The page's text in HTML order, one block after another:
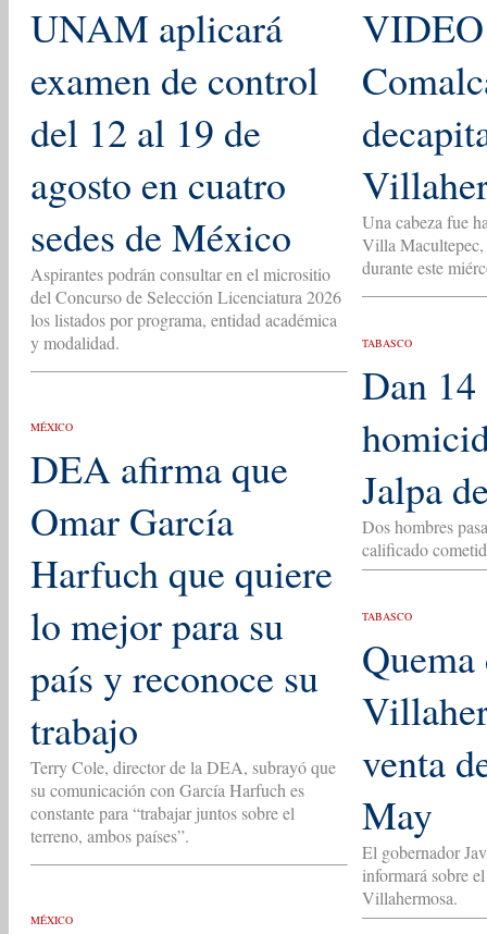
UNAM aplicará
examen de control
del 12 al 19 de
agosto en cuatro
sedes de México
Aspirantes podrán consultar en el micrositio
del Concurso de Selección Licenciatura 2026
los listados por programa, entidad académica
y modalidad.
MÉXICO
DEA afirma que
Omar García
Harfuch que quiere
lo mejor para su
país y reconoce su
trabajo
Terry Cole, director de la DEA, subrayó que
su comunicación con García Harfuch es
constante para “trabajar juntos sobre el
terreno, ambos países”.
MÉXICO
VIDEO
Una cabeza fue
Villa Macultepec,
durante este
TABASCO
Dan
Jalpa
Dos hombres
calificado
TABASCO
Quema
venta
May
El gobernador
informará sobre
Villahermosa.